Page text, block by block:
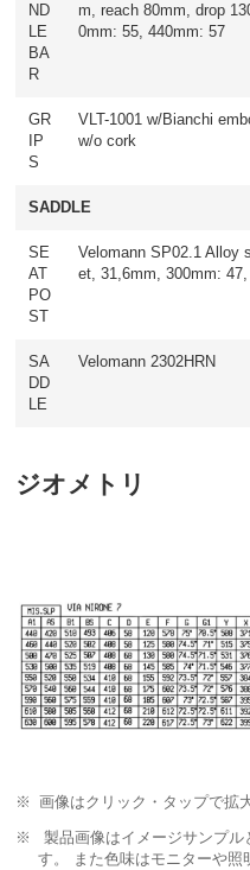
ND
LE
BA
R
m, reach 80mm, drop
0mm: 55, 440mm: 57
GR
IP
S
VLT-1001 w/Bianchi
w/o cork
SADDLE
SE
AT
PO
ST
Velomann SP02.1 Alloy
et, 31,6mm, 300mm:
SA
DD
LE
Velomann 2302HRN
ジオメトリ
画像はクリック・タップで拡
製品画像はイメージサンプル
す。 また色味はモニターや照